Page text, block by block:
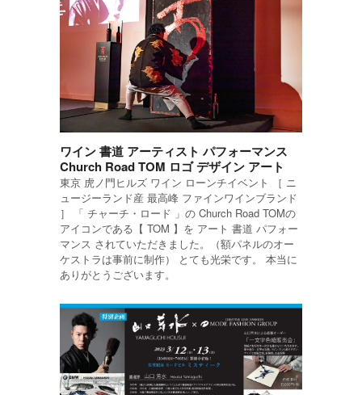
ワイン 書道 アーティスト パフォーマンス
Church Road TOM ロゴ デザイン アート
東京 虎ノ門ヒルズ ワイン ローンチイベント ［ ニ
ュージーランド産 最高峰 ファインワインブランド
］ 「 チャーチ・ロード 」の Church Road TOMの
アイコンである【 TOM 】を アート 書道 パフォー
マンス されていただきました。（額パネルのオー
ケストラは事前に制作） とても光栄です。 本当に
ありがとうございます。